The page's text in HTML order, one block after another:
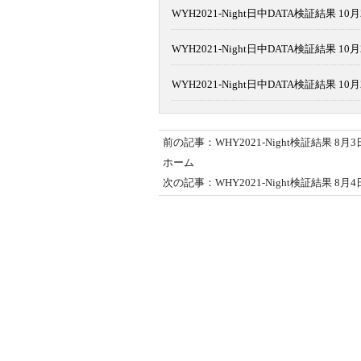
WYH2021-Night日中DATA検証結果 10月
WYH2021-Night日中DATA検証結果 10月
WYH2021-Night日中DATA検証結果 10月
前の記事：WHY2021-Night検証結果 8月3
ホーム
次の記事：WHY2021-Night検証結果 8月4